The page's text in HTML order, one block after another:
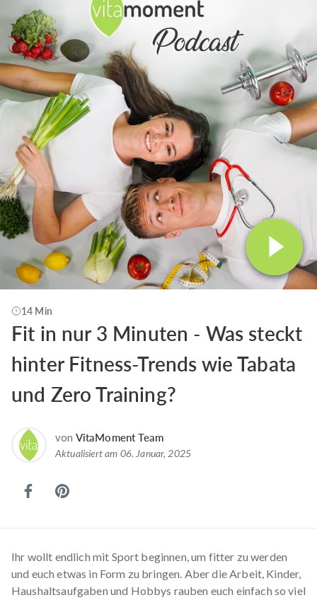
14 Min
Fit in nur 3 Minuten - Was steckt
hinter Fitness-Trends wie Tabata
und Zero Training?
von VitaMoment Team
Aktualisiert am 06. Januar, 2025
Ihr wollt endlich mit Sport beginnen, um fitter zu werden
und euch etwas in Form zu bringen. Aber die Arbeit, Kinder,
Haushaltsaufgaben und Hobbys rauben euch einfach so viel